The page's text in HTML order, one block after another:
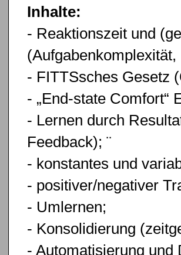
Inhalte:
- Reaktionszeit und
- FITTSsches Gesetz
- „End-state Comfort“
- Lernen durch
Feedback); ¨
- konstantes und
- positiver/negativer
- Umlernen;
- Konsolidierung
- Automatisierung und